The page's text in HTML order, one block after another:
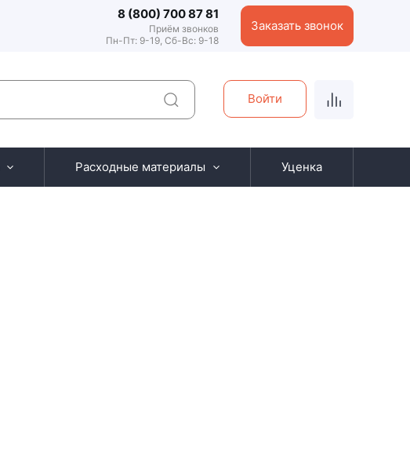
8 (800) 700 87 81
Приём звонков
Пн-Пт: 9-19, Сб-Вс: 9-18
Заказать звонок
Войти
Расходные материалы Уценка